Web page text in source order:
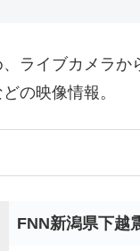
ライブカメラ
の映像情報。
FNN新潟県下越